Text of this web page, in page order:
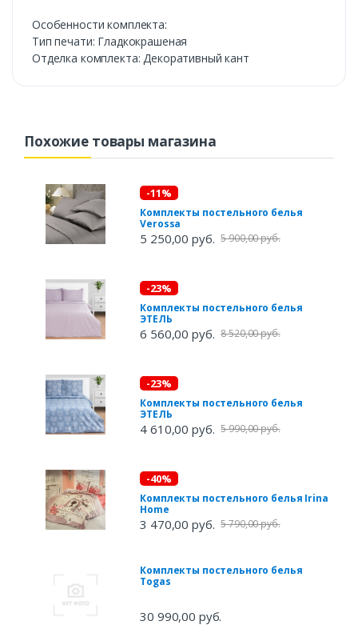
Особенности комплекта:
Тип печати: Гладкокрашеная
Отделка комплекта: Декоративный кант
Похожие товары магазина
-11%
Комплекты постельного белья
Verossa
5 250,00 руб. 5 900,00 руб.
-23%
Комплекты постельного белья
ЭТЕЛЬ
6 560,00 руб. 8 520,00 руб.
-23%
Комплекты постельного белья
ЭТЕЛЬ
4 610,00 руб. 5 990,00 руб.
-40%
Комплекты постельного белья Irina
Home
3 470,00 руб. 5 790,00 руб.
Комплекты постельного белья
Togas
30 990,00 руб.